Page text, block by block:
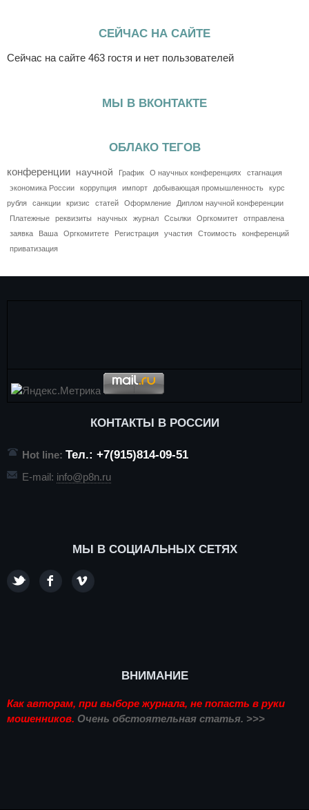
СЕЙЧАС НА САЙТЕ
Сейчас на сайте 463 гостя и нет пользователей
МЫ В ВКОНТАКТЕ
ОБЛАКО ТЕГОВ
конференции научной График О научных конференциях
стагнация
экономика России
коррупция импорт добывающая промышленность
курс
рубля
санкции кризис статей Оформление
Диплом научной конференции
Платежные
реквизиты научных журнал Ссылки Оргкомитет
отправлена
заявка
Ваша Оргкомитете Регистрация участия Стоимость
конференций
приватизация
КОНТАКТЫ В РОССИИ
Hot line: Тел.: +7(915)814-09-51
E-mail: info@p8n.ru
МЫ В СОЦИАЛЬНЫХ СЕТЯХ
ВНИМАНИЕ
Как авторам, при выборе журнала, не попасть в руки
мошенников. Очень обстоятельная статья. >>>